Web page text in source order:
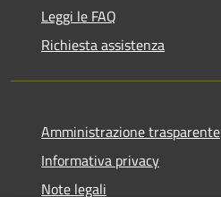
Leggi le FAQ
Richiesta assistenza
Amministrazione trasparente
Informativa privacy
Note legali